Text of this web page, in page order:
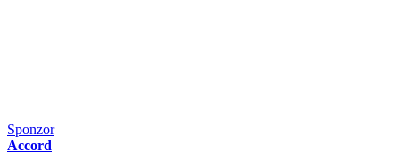
Sponzor
Accord